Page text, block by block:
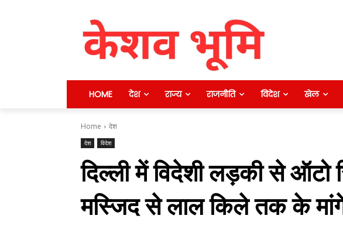
HOME देश राज्य राजनीति विदेश खेल
Home देश
देश विदेश
दिल्ली में विदेशी लड़की से ऑटो
मस्जिद से लाल किले तक के